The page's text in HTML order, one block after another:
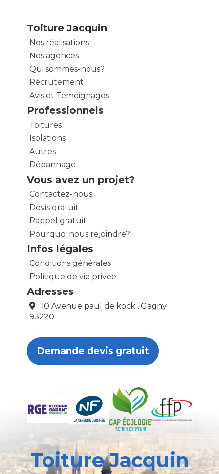
Toiture Jacquin
Nos réalisations
Nos agences
Qui sommes-nous?
Récrutement
Avis et Témoignages
Professionnels
Toitures
Isolations
Autres
Dépannage
Vous avez un projet?
Contactez-nous
Devis gratuit
Rappel gratuit
Pourquoi nous rejoindre?
Infos légales
Conditions générales
Politique de vie privée
Adresses
10 Avenue paul de kock , Gagny
93220
Demande devis gratuit
Toiture Jacquin